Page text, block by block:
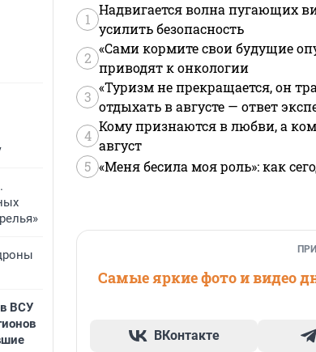
ВСУ
1
Надвигается волна пугающих
усилить безопасность
2
«Сами кормите свои будущие
приводят к онкологии
3
«Туризм не прекращается, он
отдыхать в августе — ответ
4
Кому признаются в любви, а
август
5 «Меня бесила моя роль»: как
Самые яркие фото и видео
ВКонтакте